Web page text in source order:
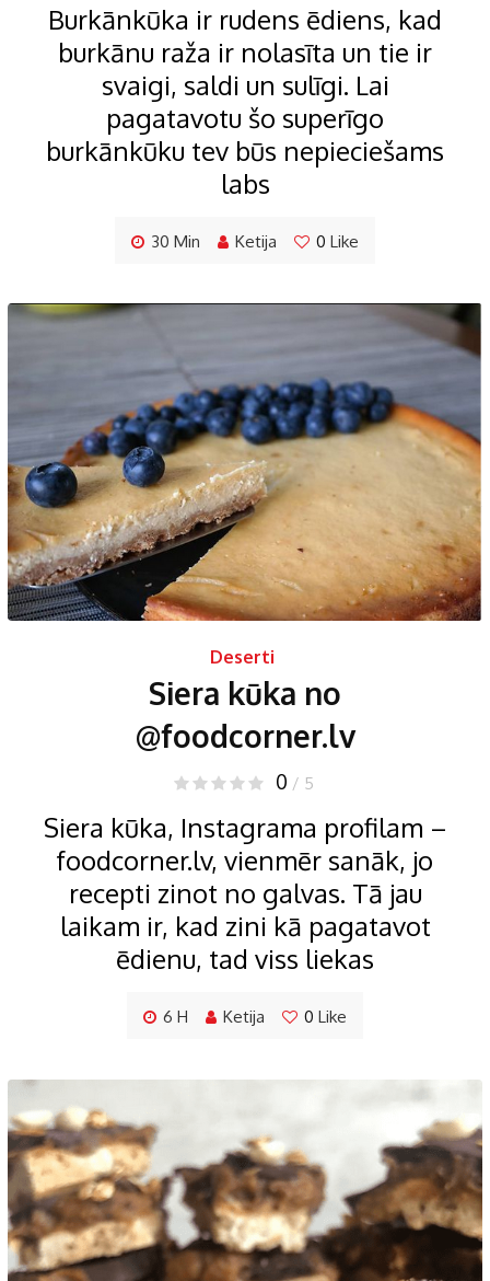
Burkānkūka ir rudens ēdiens, kad
burkānu raža ir nolasīta un tie ir
svaigi, saldi un sulīgi. Lai
pagatavotu šo superīgo
burkānkūku tev būs nepieciešams
labs
30 Min Ketija 0 Like
Deserti
Siera kūka no
@foodcorner.lv
0 / 5
Siera kūka, Instagrama profilam –
foodcorner.lv, vienmēr sanāk, jo
recepti zinot no galvas. Tā jau
laikam ir, kad zini kā pagatavot
ēdienu, tad viss liekas
6 H Ketija 0 Like